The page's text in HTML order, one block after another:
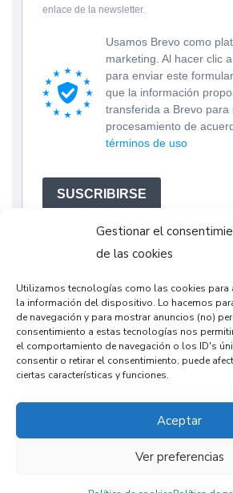
Gestionar el
de las cookies
Utilizamos tecnologías como las cookies para
la información del dispositivo. Lo hacemos
de navegación y para mostrar anuncios (no)
consentimiento a estas tecnologías nos
el comportamiento de navegación o los ID's
consentir o retirar el consentimiento, puede
ciertas características y funciones.
Aceptar
Ver preferencias
enlace de la newsletter.
Usamos Brevo como
marketing. Al hacer clic
para enviar este
que la información
transferida a Brevo para
procesamiento de
términos de uso
SUSCRIBIRSE